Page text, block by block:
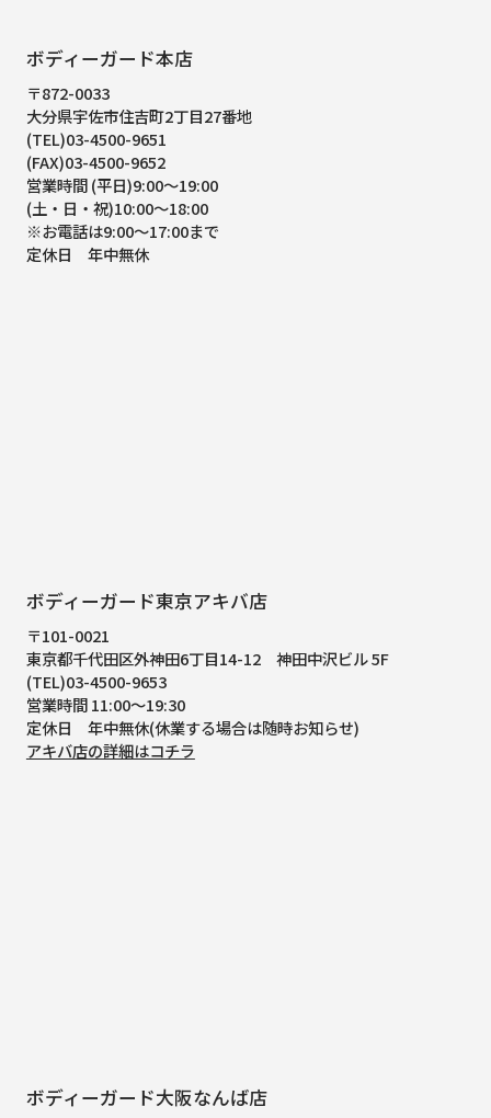
ボディーガード本店
〒872-0033
大分県宇佐市住吉町2丁目27番地
(TEL)03-4500-9651
(FAX)03-4500-9652
営業時間 (平日)9:00～19:00
(土・日・祝)10:00～18:00
※お電話は9:00～17:00まで
定休日 年中無休
ボディーガード東京アキバ店
〒101-0021
東京都千代田区外神田6丁目14-12 神田中沢ビル 5F
(TEL)03-4500-9653
営業時間 11:00～19:30
定休日 年中無休(休業する場合は随時お知らせ)
アキバ店の詳細はコチラ
ボディーガード大阪なんば店